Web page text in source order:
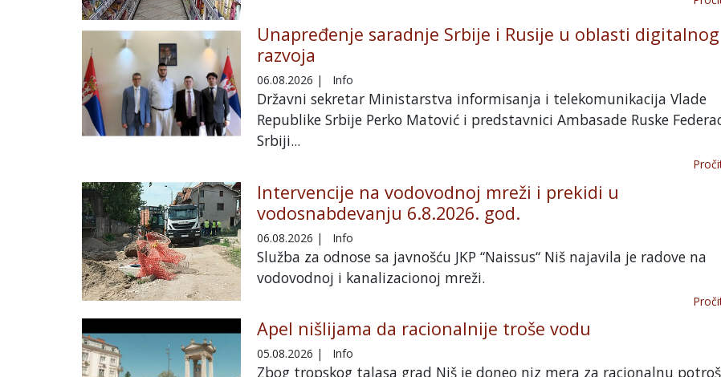
Unapređenje saradnje Srbije i Rusije u oblasti digitalnog
razvoja
06.08.2026 | Info
Državni sekretar Ministarstva informisanja i telekomunikacija Vlade
Republike Srbije Perko Matović i predstavnici Ambasade Ruske
Srbiji...
Intervencije na vodovodnoj mreži i prekidi u
vodosnabdevanju 6.8.2026. god.
06.08.2026 | Info
Služba za odnose sa javnošću JKP “Naissus“ Niš najavila je radove na
vodovodnoj i kanalizacionoj mreži.
Apel nišlijama da racionalnije troše vodu
05.08.2026 | Info
Zbog tropskog talasa grad Niš je doneo niz mera za racionalnu